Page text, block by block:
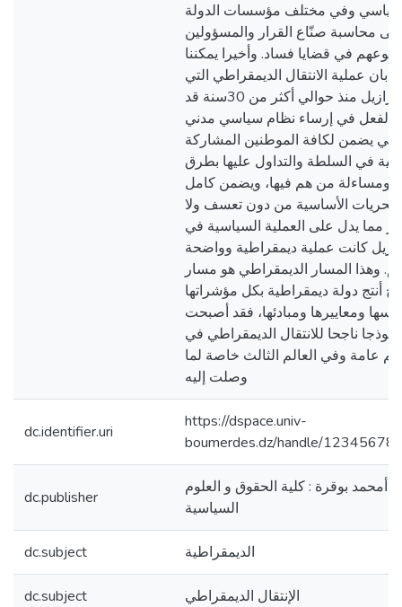
وفي مختلف مؤسسات الدولة
محاسبة صنّاع القرار والمسؤولين
في قضايا فساد. وأخيرا يمكننا
بان عملية الانتقال الديمقراطي التي
بدأتها البرازيل منذ حوالي أكثر من 30سنة قد
في إرساء نظام سياسي مدني
يضمن لكافة الموطنين المشاركة
في السلطة والتداول عليها بطرق
ومساءلة من هم فيها، ويضمن كامل
الأساسية من دون تعسف ولا
مما يدل على العملية السياسية في
كانت عملية ديمقراطية وواضحة
وهذا المسار الديمقراطي هو مسار
أنتج دولة ديمقراطية بكل مؤشراتها
ومعاييرها ومبادئها، فقد أصبحت
ناجحا للانتقال الديمقراطي في
عامة وفي العالم الثالث خاصة لما
وصلت إليه
dc.identifier.uri
https://dspace.univ-
boumerdes.dz/handle/
dc.publisher
أمحمد بوقرة : كلية الحقوق و العلوم
السياسية
dc.subject الديمقراطية
dc.subject الإنتقال الديمقراطي